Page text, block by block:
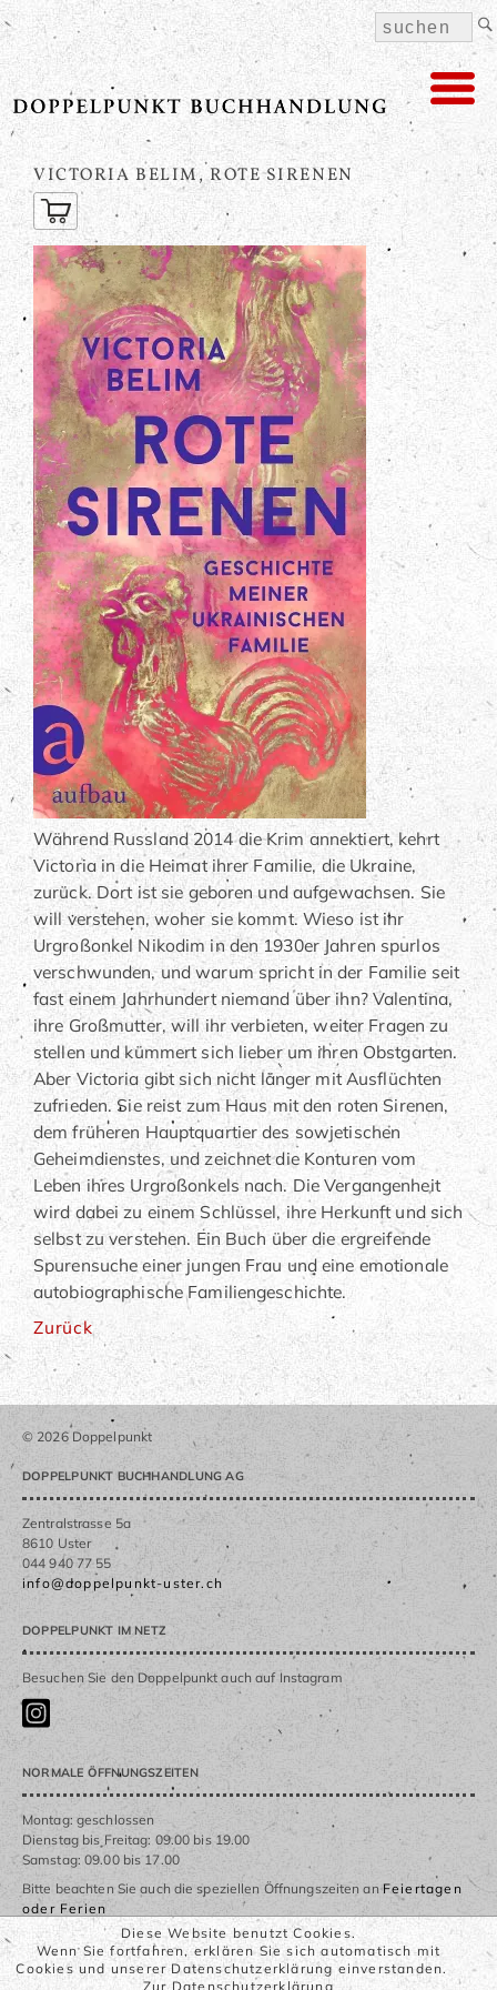
VICTORIA BELIM, ROTE SIRENEN
Während Russland 2014 die Krim annektiert, kehrt
Victoria in die Heimat ihrer Familie, die Ukraine,
zurück. Dort ist sie geboren und aufgewachsen. Sie
will verstehen, woher sie kommt. Wieso ist ihr
Urgroßonkel Nikodim in den 1930er Jahren spurlos
verschwunden, und warum spricht in der Familie seit
fast einem Jahrhundert niemand über ihn? Valentina,
ihre Großmutter, will ihr verbieten, weiter Fragen zu
stellen und kümmert sich lieber um ihren Obstgarten.
Aber Victoria gibt sich nicht länger mit Ausflüchten
zufrieden. Sie reist zum Haus mit den roten Sirenen,
dem früheren Hauptquartier des sowjetischen
Geheimdienstes, und zeichnet die Konturen vom
Leben ihres Urgroßonkels nach. Die Vergangenheit
wird dabei zu einem Schlüssel, ihre Herkunft und sich
selbst zu verstehen. Ein Buch über die ergreifende
Spurensuche einer jungen Frau und eine emotionale
autobiographische Familiengeschichte.
Zurück
© 2026 Doppelpunkt
DOPPELPUNKT BUCHHANDLUNG AG
Zentralstrasse 5a
8610 Uster
044 940 77 55
info@doppelpunkt-uster.ch
DOPPELPUNKT IM NETZ
Besuchen Sie den Doppelpunkt auch auf Instagram
NORMALE ÖFFNUNGSZEITEN
Montag: geschlossen
Dienstag bis Freitag: 09.00 bis 19.00
Samstag: 09.00 bis 17.00
Bitte beachten Sie auch die speziellen Öffnungszeiten anFeiertagen
oder Ferien
WICHTIGE LINKS
Diese Website benutzt Cookies.
Wenn Sie fortfahren, erklären Sie sich automatisch mit
Cookies und unserer Datenschutzerklärung einverstanden.
Zur Datenschutzerklärung